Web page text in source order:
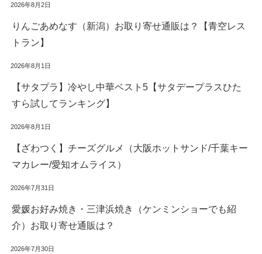
2026年8月2日
りんごあめなす（新潟）お取り寄せ通販は？【青空レス
トラン】
2026年8月1日
【サタプラ】冷やし中華ベスト5【サタデープラスひた
すら試してランキング】
2026年8月1日
【ざわつく】チーズグルメ（大阪ホットサンド/千葉キー
マカレー/愛知オムライス）
2026年7月31日
愛媛お好み焼き・三津浜焼き（ケンミンショーでも紹
介）お取り寄せ通販は？
2026年7月30日